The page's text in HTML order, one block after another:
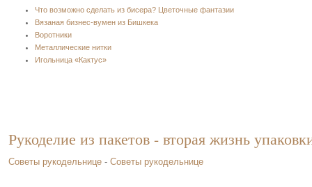
Что возможно сделать из бисера? Цветочные фантазии
Вязаная бизнес-вумен из Бишкека
Воротники
Металлические нитки
Игольница «Кактус»
Рукоделие из пакетов - вторая жизнь
Советы рукодельнице - Советы рукодельнице